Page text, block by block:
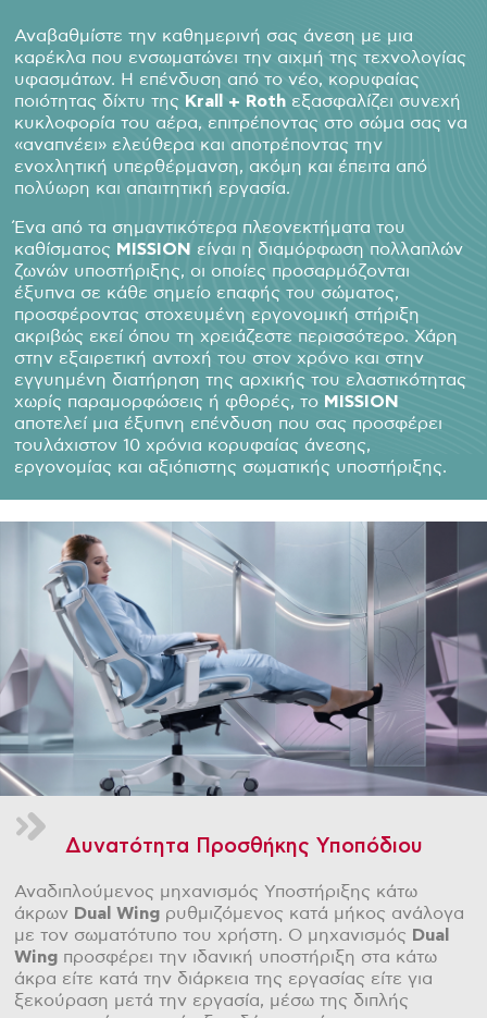
Αναβαθμίστε την καθημερινή σας άνεση με μια
καρέκλα που ενσωματώνει την αιχμή της τεχνολογίας
υφασμάτων. Η επένδυση από το νέο, κορυφαίας
ποιότητας δίχτυ της Krall + Roth εξασφαλίζει συνεχή
κυκλοφορία του αέρα, επιτρέποντας στο σώμα σας να
«αναπνέει» ελεύθερα και αποτρέποντας την
ενοχλητική υπερθέρμανση, ακόμη και έπειτα από
πολύωρη και απαιτητική εργασία.
Ένα από τα σημαντικότερα πλεονεκτήματα του
καθίσματος MISSION
είναι η διαμόρφωση πολλαπλών
ζωνών υποστήριξης, οι οποίες προσαρμόζονται
έξυπνα σε κάθε σημείο επαφής του σώματος,
προσφέροντας στοχευμένη εργονομική στήριξη
ακριβώς εκεί όπου τη χρειάζεστε περισσότερο. Χάρη
στην εξαιρετική αντοχή του στον χρόνο και στην
εγγυημένη διατήρηση της αρχικής του ελαστικότητας
χωρίς παραμορφώσεις ή φθορές, το MISSION
αποτελεί μια έξυπνη επένδυση που σας προσφέρει
τουλάχιστον 10 χρόνια κορυφαίας άνεσης,
εργονομίας και αξιόπιστης σωματικής υποστήριξης.
Δυνατότητα Προσθήκης Υποπόδιου
Αναδιπλούμενος μηχανισμός Υποστήριξης κάτω
άκρων Dual Wing ρυθμιζόμενος κατά μήκος ανάλογα
με τον σωματότυπο του χρήστη. Ο μηχανισμός Dual
Wing προσφέρει την ιδανική υποστήριξη στα κάτω
άκρα είτε κατά την διάρκεια της εργασίας είτε για
ξεκούραση μετά την εργασία, μέσω της διπλής